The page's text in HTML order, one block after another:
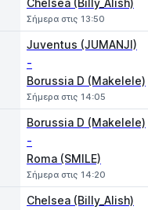
Chelsea (Billy_Alish)
Σήμερα στις 13:50
Juventus (JUMANJI)
-
Borussia D (Makelele)
Σήμερα στις 14:05
Borussia D (Makelele)
-
Roma (SMILE)
Σήμερα στις 14:20
Chelsea (Billy_Alish)